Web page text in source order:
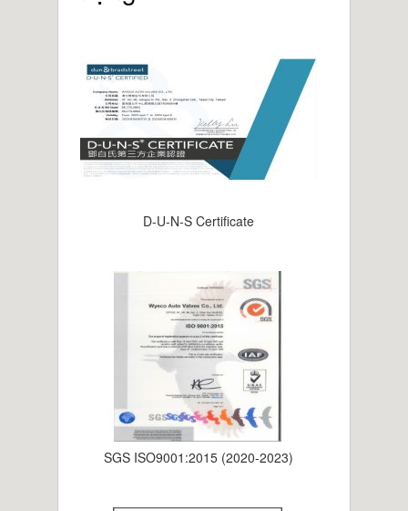
2013.03.15 Nhận được chứng nhận TS do
2012.10.10 Nhận được chứng nhận DNV
CE pressure vessel certificate
2012 Nhà máy mới ở Haishan
D-U-N-S Certificate
SGS ISO9001:2015 (2020-2023)